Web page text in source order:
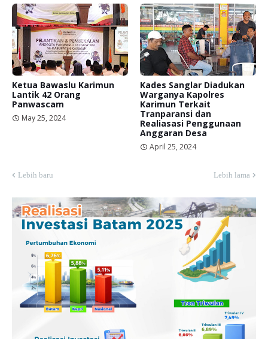
Ketua Bawaslu Karimun
Lantik 42 Orang
Panwascam
May 25, 2024
Kades Sanglar Diadukan
Warganya Kapolres
Karimun Terkait
Tranparansi dan
Realiasasi Penggunaan
Anggaran Desa
April 25, 2024
Lebih baru Lebih lama